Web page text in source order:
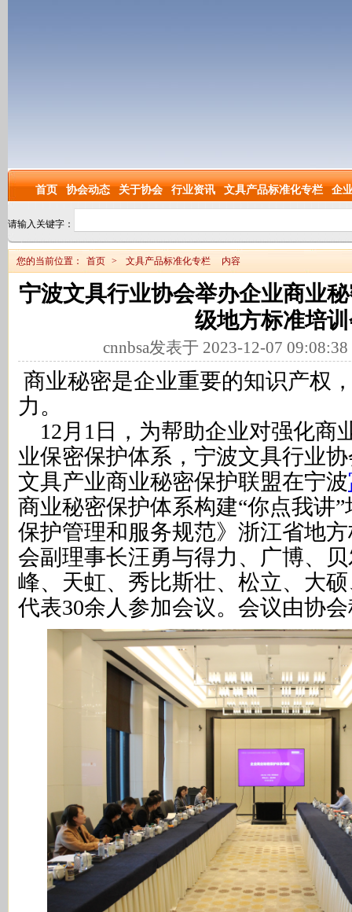
首页 协会动态 关于协会 行业资讯 文具产品标准化专栏 企
请输入关键字：
您的当前位置： 首页 > 文具产品标准化专栏 内容
宁波文具行业协会举办企业商业
级地方标准培
cnnbsa发表于 2023-12-07
商业秘密是企业重要的知识产权
力。
12月1日，为帮助企业对强化商
业保密保护体系，宁波文具行业
文具产业商业秘密保护联盟在宁波
商业秘密保护体系构建“你点我讲
保护管理和服务规范》浙江省地
会副理事长汪勇与得力、广博、
峰、天虹、秀比斯壮、松立、大
代表30余人参加会议。会议由协